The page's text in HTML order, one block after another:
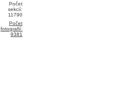
Počet
sekcií:
11790
Počet
fotografií:
9381